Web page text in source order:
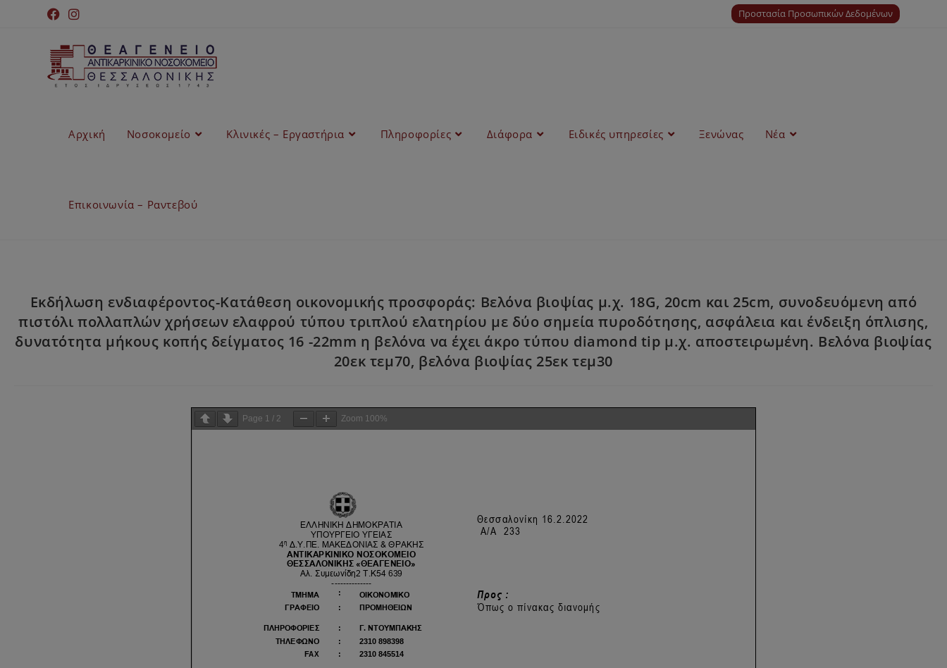
Προστασία Προσωπικών Δεδομένων
Αρχική Νοσοκομείο Κλινικές – Εργαστήρια Πληροφορίες Διάφορα Ειδικές υπηρεσίες Ξενώνας Νέα
Επικοινωνία – Ραντεβού
Εκδήλωση ενδιαφέροντος-Κατάθεση οικονομικής προσφοράς: Βελόνα βιοψίας μ.χ. 18G, 20cm και 25cm, συνοδευόμενη από
πιστόλι πολλαπλών χρήσεων ελαφρού τύπου τριπλού ελατηρίου με δύο σημεία πυροδότησης, ασφάλεια και ένδειξη όπλισης,
δυνατότητα μήκους κοπής δείγματος 16 -22mm η βελόνα να έχει άκρο τύπου diamond tip μ.χ. αποστειρωμένη. Βελόνα βιοψίας
20εκ τεμ70, βελόνα βιοψίας 25εκ τεμ30
Page 1 / 2 Zoom 100%